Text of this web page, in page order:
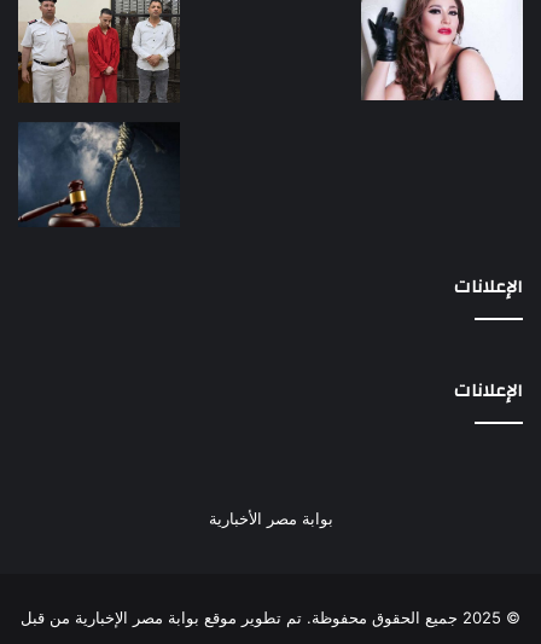
الإعلانات
الإعلانات
بوابة مصر الأخبارية
© 2025 جميع الحقوق محفوظة. تم تطوير موقع بوابة مصر الإخبارية من قبل